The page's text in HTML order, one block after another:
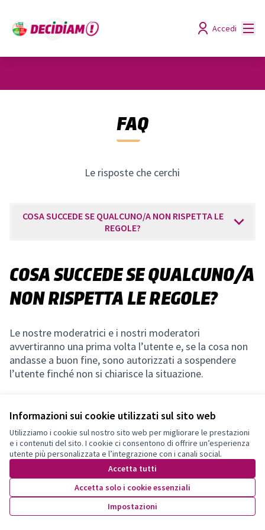
Informazioni sui cookie utilizzati sul sito web
Utilizziamo i cookie sul nostro sito web per migliorare le prestazioni
e i contenuti del sito. I cookie ci consentono di offrire un’esperienza
utente più personalizzata e l’integrazione con i canali social.
Accetta tutti
Accetta solo i cookie essenziali
Impostazioni
Accedi
FAQ
Le risposte che cerchi
COSA SUCCEDE SE QUALCUNO/A NON RISPETTA LE
REGOLE?
COSA SUCCEDE SE QUALCUNO/A
NON RISPETTA LE REGOLE?
Le nostre moderatrici e i nostri moderatori
avvertiranno una prima volta l’utente e, se la cosa non
andasse a buon fine, sono autorizzati a sospendere
l’utente finché non si chiarisce la situazione.
Terms of Service
Impostazioni dei cookie
Made with ❤️ Sito web creato con software libero.
Licenza